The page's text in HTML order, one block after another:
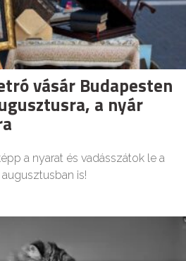
vásár Budapesten
a nyár
a nyarat és vadásszátok le a
is!